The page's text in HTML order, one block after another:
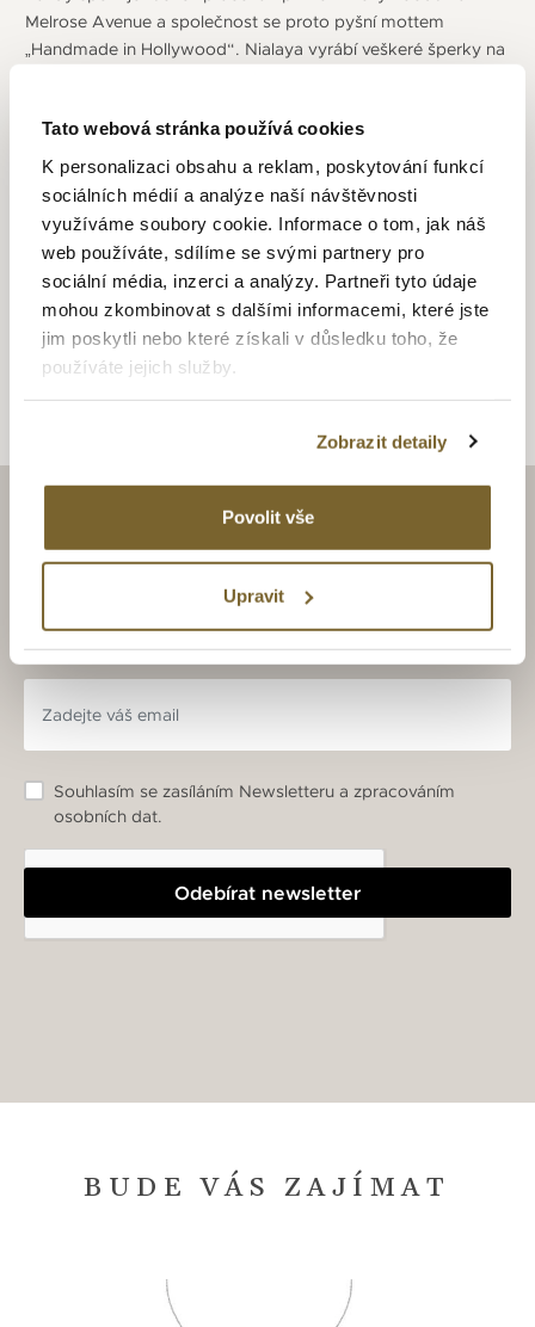
Tato webová stránka používá cookies
K personalizaci obsahu a reklam, poskytování funkcí
sociálních médií a analýze naší návštěvnosti
využíváme soubory cookie. Informace o tom, jak náš
web používáte, sdílíme se svými partnery pro
sociální média, inzerci a analýzy. Partneři tyto údaje
mohou zkombinovat s dalšími informacemi, které jste
jim poskytli nebo které získali v důsledku toho, že
používáte jejich služby.
Zobrazit detaily
Povolit vše
Upravit
Melrose Avenue a společnost se proto pyšní mottem
„Handmade in Hollywood“. Nialaya vyrábí veškeré šperky na
množství. Návrhářem a zakladatel společnosti je dánský
designer Jannik Olander, mj. bývalý designer společnosti
Ralph Lauren a Tommy Hilfiger. Pro výjimečný a originální
design si šperky NIALAYA oblíbilo mnoho světových celebrit.
Nosí je např. Cristiano Ronaldo, Madonna, Beyonce, Jeniffer
Aniston, Orlando Bloom, Tomáš Berdych a další. Zákazník
pro sebe může objednat konkrétní šperk, který nosí jeho
ikona.
ZAJÍMAJÍ VÁS LUXUSNÍ
HODINKY A ŠPERKY?
BUĎTE S NÁMI V OBRAZE.
Odebírat newsletter
Souhlasím se zasíláním Newsletteru a zpracováním
osobních dat.
BUDE VÁS ZAJÍMAT